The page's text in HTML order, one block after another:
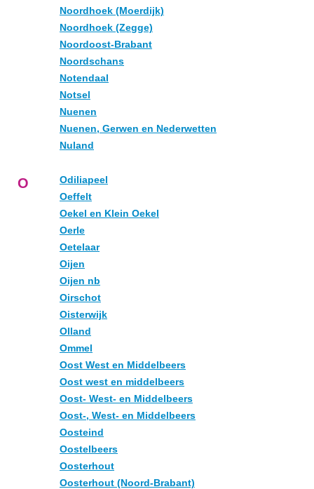
Noordhoek (Moerdijk)
Noordhoek (Zegge)
Noordoost-Brabant
Noordschans
Notendaal
Notsel
Nuenen
Nuenen, Gerwen en Nederwetten
Nuland
O
Odiliapeel
Oeffelt
Oekel en Klein Oekel
Oerle
Oetelaar
Oijen
Oijen nb
Oirschot
Oisterwijk
Olland
Ommel
Oost West en Middelbeers
Oost west en middelbeers
Oost- West- en Middelbeers
Oost-, West- en Middelbeers
Oosteind
Oostelbeers
Oosterhout
Oosterhout (Noord-Brabant)